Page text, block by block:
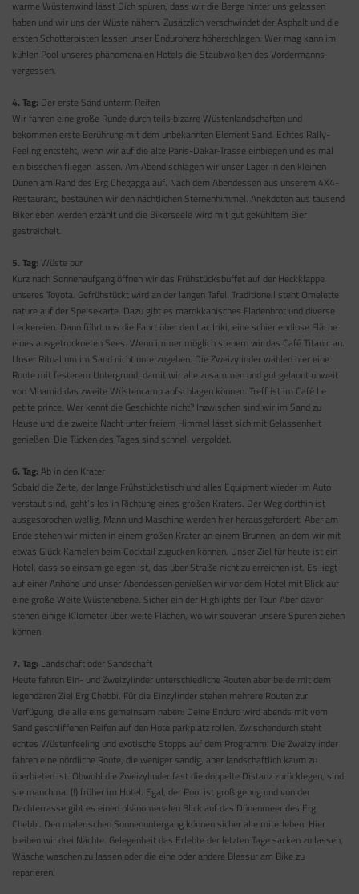
warme Wüstenwind lässt Dich spüren, dass wir die Berge hinter uns gelassen
haben und wir uns der Wüste nähern. Zusätzlich verschwindet der Asphalt und die
ersten Schotterpisten lassen unser Enduroherz höherschlagen. Wer mag kann im
kühlen Pool unseres phänomenalen Hotels die Staubwolken des Vordermanns
vergessen.
4. Tag: Der erste Sand unterm Reifen
Wir fahren eine große Runde durch teils bizarre Wüstenlandschaften und
bekommen erste Berührung mit dem unbekannten Element Sand. Echtes Rally-
Feeling entsteht, wenn wir auf die alte Paris-Dakar-Trasse einbiegen und es mal
ein bisschen fliegen lassen. Am Abend schlagen wir unser Lager in den kleinen
Dünen am Rand des Erg Chegagga auf. Nach dem Abendessen aus unserem 4X4-
Restaurant, bestaunen wir den nächtlichen Sternenhimmel. Anekdoten aus tausend
Bikerleben werden erzählt und die Bikerseele wird mit gut gekühltem Bier
gestreichelt.
5. Tag: Wüste pur
Kurz nach Sonnenaufgang öffnen wir das Frühstücksbuffet auf der Heckklappe
unseres Toyota. Gefrühstückt wird an der langen Tafel. Traditionell steht Omelette
nature auf der Speisekarte. Dazu gibt es marokkanisches Fladenbrot und diverse
Leckereien. Dann führt uns die Fahrt über den Lac Iriki, eine schier endlose Fläche
eines ausgetrockneten Sees. Wenn immer möglich steuern wir das Café Titanic an.
Unser Ritual um im Sand nicht unterzugehen. Die Zweizylinder wählen hier eine
Route mit festerem Untergrund, damit wir alle zusammen und gut gelaunt unweit
von Mhamid das zweite Wüstencamp aufschlagen können. Treff ist im Café Le
petite prince. Wer kennt die Geschichte nicht? Inzwischen sind wir im Sand zu
Hause und die zweite Nacht unter freiem Himmel lässt sich mit Gelassenheit
genießen. Die Tücken des Tages sind schnell vergoldet.
6. Tag: Ab in den Krater
Sobald die Zelte, der lange Frühstückstisch und alles Equipment wieder im Auto
verstaut sind, geht’s los in Richtung eines großen Kraters. Der Weg dorthin ist
ausgesprochen wellig, Mann und Maschine werden hier herausgefordert. Aber am
Ende stehen wir mitten in einem großen Krater an einem Brunnen, an dem wir mit
etwas Glück Kamelen beim Cocktail zugucken können. Unser Ziel für heute ist ein
Hotel, dass so einsam gelegen ist, das über Straße nicht zu erreichen ist. Es liegt
auf einer Anhöhe und unser Abendessen genießen wir vor dem Hotel mit Blick auf
eine große Weite Wüstenebene. Sicher ein der Highlights der Tour. Aber davor
stehen einige Kilometer über weite Flächen, wo wir souverän unsere Spuren ziehen
können.
7. Tag: Landschaft oder Sandschaft
Heute fahren Ein- und Zweizylinder unterschiedliche Routen aber beide mit dem
legendären Ziel Erg Chebbi. Für die Einzylinder stehen mehrere Routen zur
Verfügung, die alle eins gemeinsam haben: Deine Enduro wird abends mit vom
Sand geschliffenen Reifen auf den Hotelparkplatz rollen. Zwischendurch steht
echtes Wüstenfeeling und exotische Stopps auf dem Programm. Die Zweizylinder
fahren eine nördliche Route, die weniger sandig, aber landschaftlich kaum zu
überbieten ist. Obwohl die Zweizylinder fast die doppelte Distanz zurücklegen, sind
sie manchmal (!) früher im Hotel. Egal, der Pool ist groß genug und von der
Dachterrasse gibt es einen phänomenalen Blick auf das Dünenmeer des Erg
Chebbi. Den malerischen Sonnenuntergang können sicher alle miterleben. Hier
bleiben wir drei Nächte. Gelegenheit das Erlebte der letzten Tage sacken zu lassen,
Wäsche waschen zu lassen oder die eine oder andere Blessur am Bike zu
reparieren.